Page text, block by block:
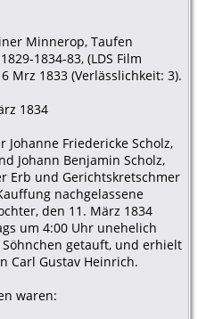
Minnerop, Taufen
1834-83, (LDS Film
Mrz 1833 (Verlässlichkeit: 3).
1834
Johanne Friedericke Scholz,
Johann Benjamin Scholz,
Erb und Gerichtskretschmer
nachgelassene
den 11. März 1834
um 4:00 Uhr unehelich
getauft, und erhielt
Carl Gustav Heinrich.
waren: